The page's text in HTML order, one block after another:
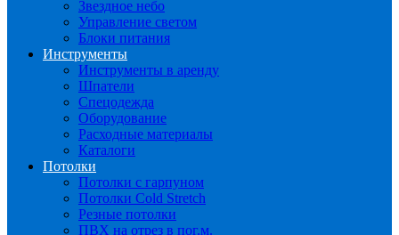
Звездное небо
Управление светом
Блоки питания
Инструменты
Инструменты в аренду
Шпатели
Спецодежда
Оборудование
Расходные материалы
Каталоги
Потолки
Потолки с гарпуном
Потолки Cold Stretch
Резные потолки
ПВХ на отрез в пог.м.